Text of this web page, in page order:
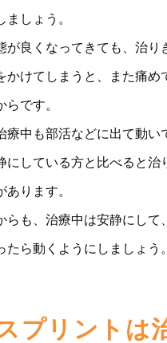
ましょう。
が良くなってきても、治り
かけてしまうと、また痛め
らです。
療中も部活などに出て動い
にしている方と比べると治
あります。
らも、治療中は安静にして
たら動くようにしましょう。
プリントは